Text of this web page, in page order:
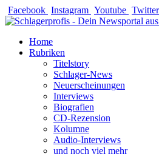
Zum
Inhalt
Facebook Instagram Youtube Twitter
Home
Rubriken
Titelstory
Schlager-News
Neuerscheinungen
Interviews
Biografien
CD-Rezension
Kolumne
Audio-Interviews
und noch viel mehr